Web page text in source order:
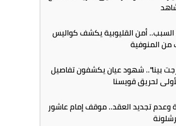
السبب.. أمن القليوبية يكشف كواليس
المنوفية
بينا".. شهود عيان يكشفون تفاصيل
لحريق قويسنا
وعدم تجديد العقد.. موقف إمام عاشور